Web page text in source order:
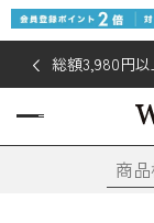
総額3,980円